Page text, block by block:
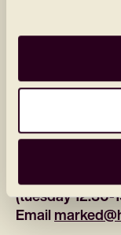
Contact
(tuesday 12:30-
Email